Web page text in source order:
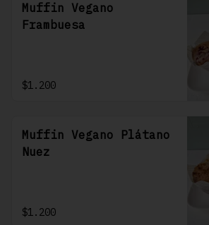
Muffin Vegano
Frambuesa
$1.200
Muffin Vegano Plátano
Nuez
$1.200